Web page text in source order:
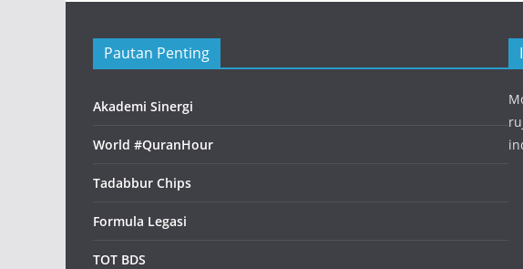
Pautan Penting
Akademi Sinergi
World #QuranHour
Tadabbur Chips
Formula Legasi
TOT BDS